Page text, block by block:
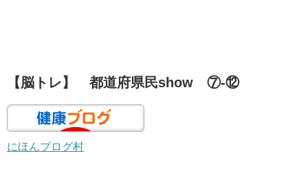
【脳トレ】 都道府県民show ⑦-⑫
にほんブログ村